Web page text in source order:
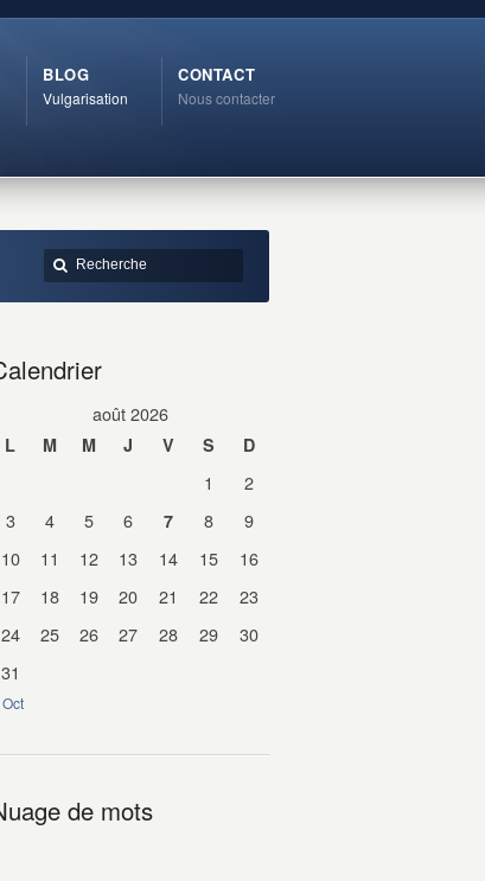
BLOG
Vulgarisation
CONTACT
Nous contacter
août 2026
L M M J V S D
1
2
3
4 5 6 7 8
9
10
11 12 13 14 15
16
17
18 19 20 21 22
23
24
25 26 27 28 29
30
31
de mots